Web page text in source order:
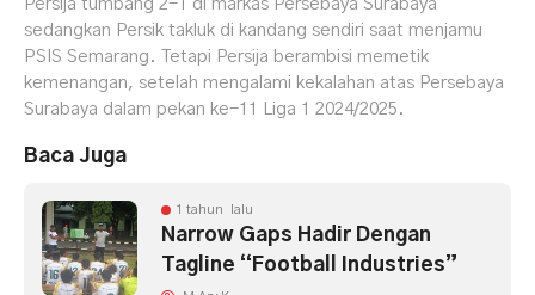
Persija tumbang 2-1 di markas Persebaya Surabaya
sedangkan Persik takluk di kandang sendiri saat menjamu
PSIS Semarang. Tetapi Persija berambisi memetik
kemenangan, setelah mengalami kekalahan atas Persebaya
Surabaya dalam pekan ke-11 Liga 1 2024/2025.
Baca Juga
1 tahun lalu
Narrow Gaps Hadir Dengan
Tagline “Football Industries”